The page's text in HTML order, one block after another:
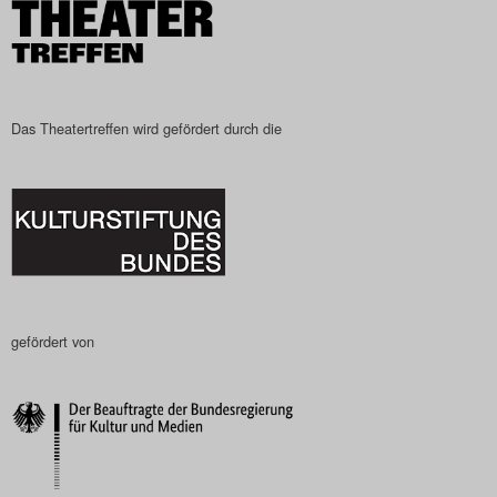
Das Theatertreffen-Blog
Das Theatertreffen-Blog
Das Theatertreffen-Blog
2025
Das Theatertreffen-Blog
Impressum
Nutzungsbedingungen
Das Theatertreffen wird gefördert durch die
gefördert von